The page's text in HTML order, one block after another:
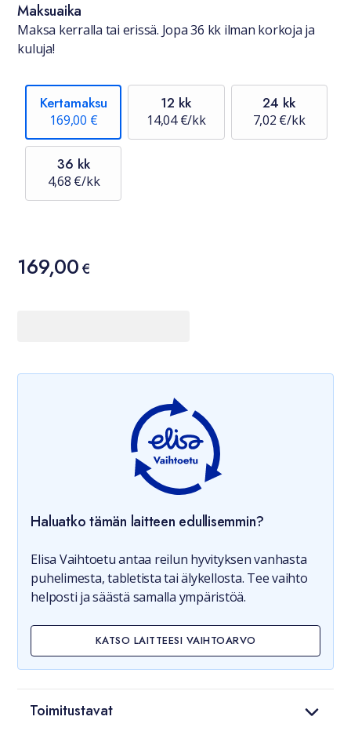
Maksuaika
Maksa kerralla tai erissä. Jopa 36 kk ilman korkoja ja
kuluja!
Kertamaksu
169,00 €
12 kk
14,04 €/kk
24 kk
7,02 €/kk
36 kk
4,68 €/kk
Hinta
169,00 €
169,00€
Haluatko tämän laitteen edullisemmin?
Elisa Vaihtoetu antaa reilun hyvityksen vanhasta
puhelimesta, tabletista tai älykellosta. Tee vaihto
helposti ja säästä samalla ympäristöä.
KATSO LAITTEESI VAIHTOARVO
Toimitustavat